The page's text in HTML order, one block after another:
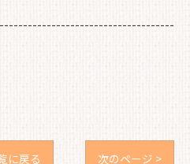
に戻る 次のページ >